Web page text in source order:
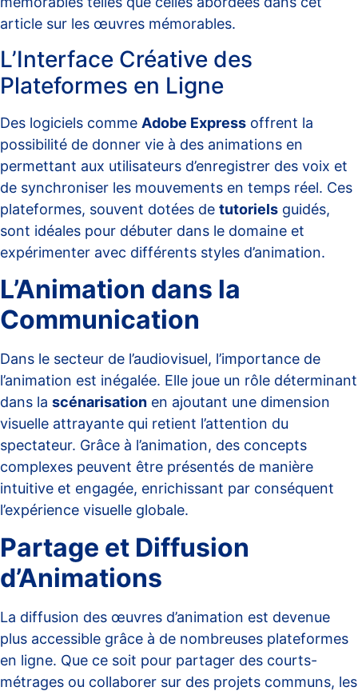
article sur les œuvres mémorables.
L’Interface Créative des
Plateformes en Ligne
Des logiciels comme Adobe Express offrent la
possibilité de donner vie à des animations en
permettant aux utilisateurs d’enregistrer des voix et
de synchroniser les mouvements en temps réel. Ces
plateformes, souvent dotées de tutoriels guidés,
sont idéales pour débuter dans le domaine et
expérimenter avec différents styles d’animation.
L’Animation dans la
Communication
Dans le secteur de l’audiovisuel, l’importance de
l’animation est inégalée. Elle joue un rôle déterminant
dans la scénarisation en ajoutant une dimension
visuelle attrayante qui retient l’attention du
spectateur. Grâce à l’animation, des concepts
complexes peuvent être présentés de manière
intuitive et engagée, enrichissant par conséquent
l’expérience visuelle globale.
Partage et Diffusion
d’Animations
La diffusion des œuvres d’animation est devenue
plus accessible grâce à de nombreuses plateformes
en ligne. Que ce soit pour partager des courts-
métrages ou collaborer sur des projets communs, les